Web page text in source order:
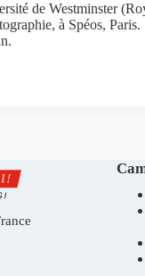
de Westminster
à Spéos, Paris.